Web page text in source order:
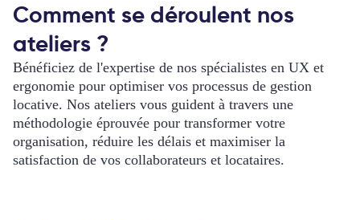
Comment se déroulent nos
ateliers ?
Bénéficiez de l'expertise de nos spécialistes en UX et
ergonomie pour optimiser vos processus de gestion
locative. Nos ateliers vous guident à travers une
méthodologie éprouvée pour transformer votre
organisation, réduire les délais et maximiser la
satisfaction de vos collaborateurs et locataires.